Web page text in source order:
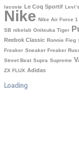
lacoste Le Coq Sportif Levi’s
Nike Nike Air Force 1
SB nikelab Onitsuka Tiger
Reebok Classic Ronnie Fieg
Freaker Sneaker Freaker
Street Beat Supra Supreme
ZX FLUX Аdidas
Loading